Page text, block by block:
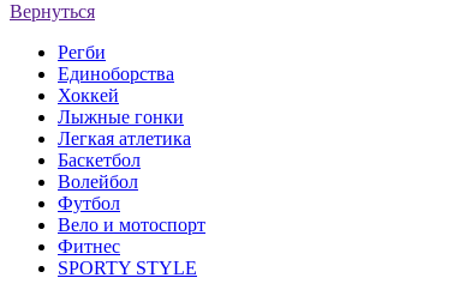
Вернуться
Регби
Единоборства
Хоккей
Лыжные гонки
Легкая атлетика
Баскетбол
Волейбол
Футбол
Вело и мотоспорт
Фитнес
SPORTY STYLE